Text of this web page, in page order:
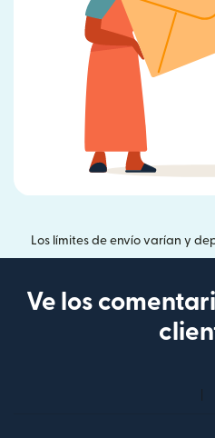
Los límites de envío varían y
Ve los